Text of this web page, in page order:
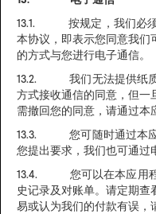
13.1. 按规定，我们必须
本协议，即表示您同意我们
的方式与您进行电子通信。
13.2. 我们无法提供纸质
方式接收通信的同意，但一
需撤回您的同意，请通过本
13.3. 您可随时通过本应
您提出要求，我们也可通过
13.4. 您可以在本应用程
史记录及对账单。请定期查
易或认为我们的付款有误，